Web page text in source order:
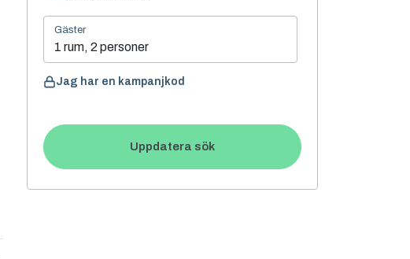
Gäster
1 rum, 2 personer
Jag har en kampanjkod
Uppdatera sök